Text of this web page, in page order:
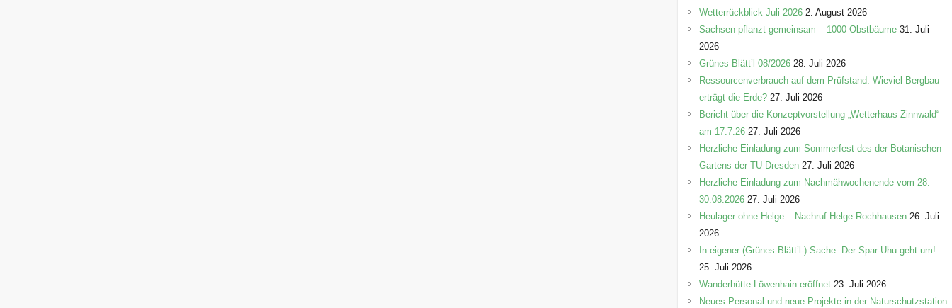
o
r
e
n
Wetterrückblick Juli 2026 2. August 2026
Sachsen pflanzt gemeinsam – 1000 Obstbäume 31. Juli
2026
Grünes Blätt’l 08/2026 28. Juli 2026
Ressourcenverbrauch auf dem Prüfstand: Wieviel Bergbau
erträgt die Erde? 27. Juli 2026
Bericht über die Konzeptvorstellung „Wetterhaus Zinnwald“
am 17.7.26 27. Juli 2026
Herzliche Einladung zum Sommerfest des der Botanischen
Gartens der TU Dresden 27. Juli 2026
Herzliche Einladung zum Nachmähwochenende vom 28. –
30.08.2026 27. Juli 2026
Heulager ohne Helge – Nachruf Helge Rochhausen 26. Juli
2026
In eigener (Grünes-Blätt’l-) Sache: Der Spar-Uhu geht um!
25. Juli 2026
Wanderhütte Löwenhain eröffnet 23. Juli 2026
Neues Personal und neue Projekte in der Naturschutzstation